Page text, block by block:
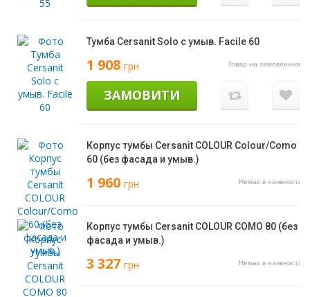
Тумба Cersanit Solo с умыв. Facile 60
1 908 грн Товар на замовлення
ЗАМОВИТИ
Корпус тумбы Cersanit COLOUR Colour/Como
60 (без фасада и умыв.)
1 960 грн Немає в наявності
Корпус тумбы Cersanit COLOUR COMO 80 (без
фасада и умыв.)
3 327 грн Немає в наявності